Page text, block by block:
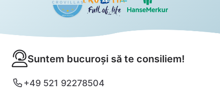
Suntem bucuroși să te consiliem!
+49 521 92278504